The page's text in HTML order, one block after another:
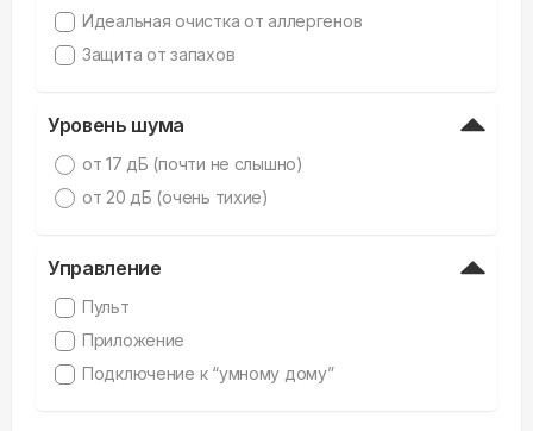
Идеальная очистка от аллергенов
Защита от запахов
Уровень шума
от 17 дБ (почти не слышно)
от 20 дБ (очень тихие)
Управление
Пульт
Приложение
Подключение к “умному дому”